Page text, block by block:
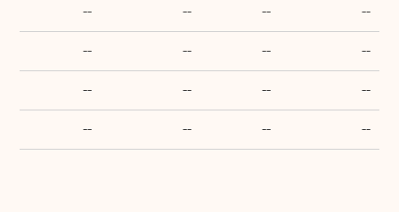
--
--
--
--
--
--
--
--
--
--
--
--
--
--
--
--